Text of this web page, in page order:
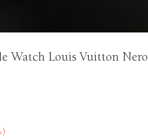
Watch Louis Vuitton Nero